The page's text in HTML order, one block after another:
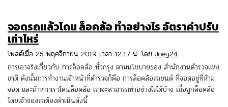
จอดรถแล้วโดน ล็อคล้อ ทําอย่างไร อัตราค่าปรับ
เท่าไหร่
โพสต์เมื่อ 25 พฤศจิกายน 2019 เวลา 12:17 น. โดย Joey24
การเอาจริงเกี่ยวกับ การล็อคล้อ ทั่วกรุง ตามนโยบายของ สำนักงานตำรวจแห่ง
ชาติ ดังนั้นการทำงานเจ้าหน้าที่ตำรวจก็คือ การล็อคล้อรถยนต์ ที่จอดอยู่ที่ห้าม
จอด และถ้าหากเราโดนล็อคล้อ เราจะสามารถทำอย่างไรได้บ้าง เมื่อถูกล็อคล้อ
โดยเจ้าของรถต้องดำเนินดังนี้